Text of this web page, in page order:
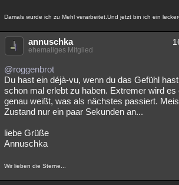
Damals wurde ich zu Mehl verarbeitet.Und jetzt bin ich ein
annuschka
ehemaliges Mitglied
@roggenbrot
Du hast ein déjà-vu, wenn du das Gefühl
schon mal erlebt zu haben. Extremer wird es
genau weißt, was als nächstes passiert.
Zustand nur ein paar Sekunden an...
liebe Grüße
Annuschka
Wir lieben die Sterne...